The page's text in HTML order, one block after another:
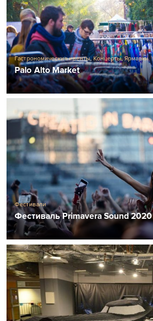
Гастрономические ивенты,Концерты,Ярмарки
Palo Alto Market
Фестивали
Фестиваль Primavera Sound 2020